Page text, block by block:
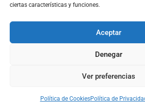
ciertas características y funciones.
Aceptar
Denegar
Ver preferencias
Política de CookiesPolítica de
Acerca de Nosotros